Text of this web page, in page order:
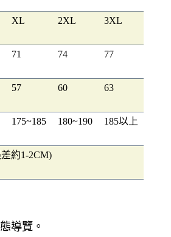
XL 2XL 3XL
71 74 77
57 60 63
175~185 180~190 185以上
約1-2CM)
導覽。